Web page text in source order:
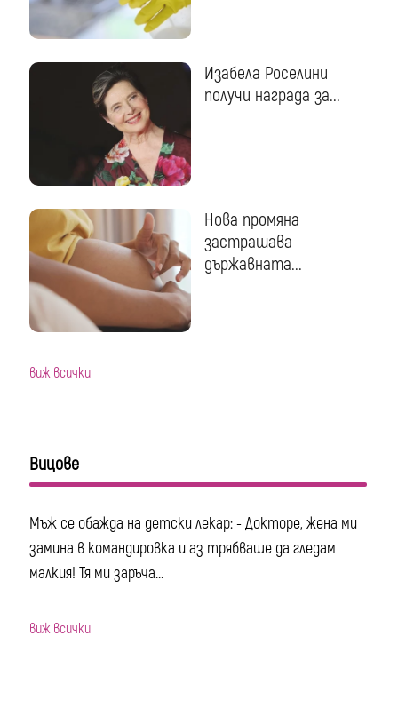
Изабела Роселини
получи награда за...
Нова промяна
застрашава
държавната...
виж всички
Вицове
Мъж се обажда на детски лекар: - Докторе, жена ми
замина в командировка и аз трябваше да гледам
малкия! Тя ми заръча...
виж всички